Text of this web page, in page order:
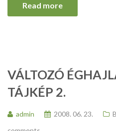
Read more
VÁLTOZÓ
TÁJKÉP 2.
admin 2008. 06. 23.